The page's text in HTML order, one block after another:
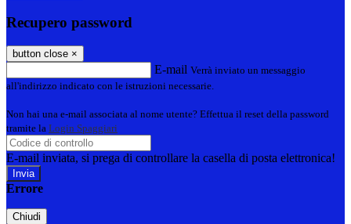
Recupero password
button close ×
E-mail Verrà inviato un messaggio
all'indirizzo indicato con le istruzioni necessarie.
Non hai una e-mail associata al nome utente? Effettua il reset della password
tramite la Login Spaggiari
E-mail inviata, si prega di controllare la casella di posta elettronica!
Errore
Chiudi